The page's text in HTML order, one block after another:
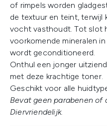
of rimpels worden
de textuur en teint, terwijl
vocht vasthoudt. Tot slot
voorkomende mineralen
wordt geconditioneerd.
Onthul een jonger
met deze krachtige toner.
Geschikt voor alle
Bevat geen parabenen of
Diervriendelijk.